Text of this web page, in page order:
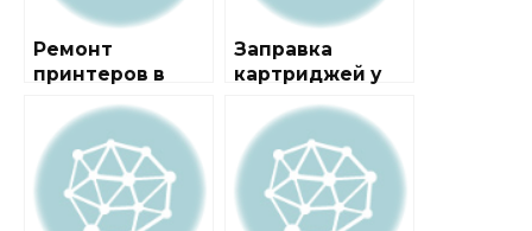
Ремонт
принтеров в
Филёвский Парк
Заправка
картриджей у
Филёвский парк